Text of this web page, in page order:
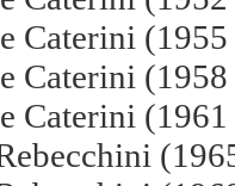
Caterini
Caterini
Caterini